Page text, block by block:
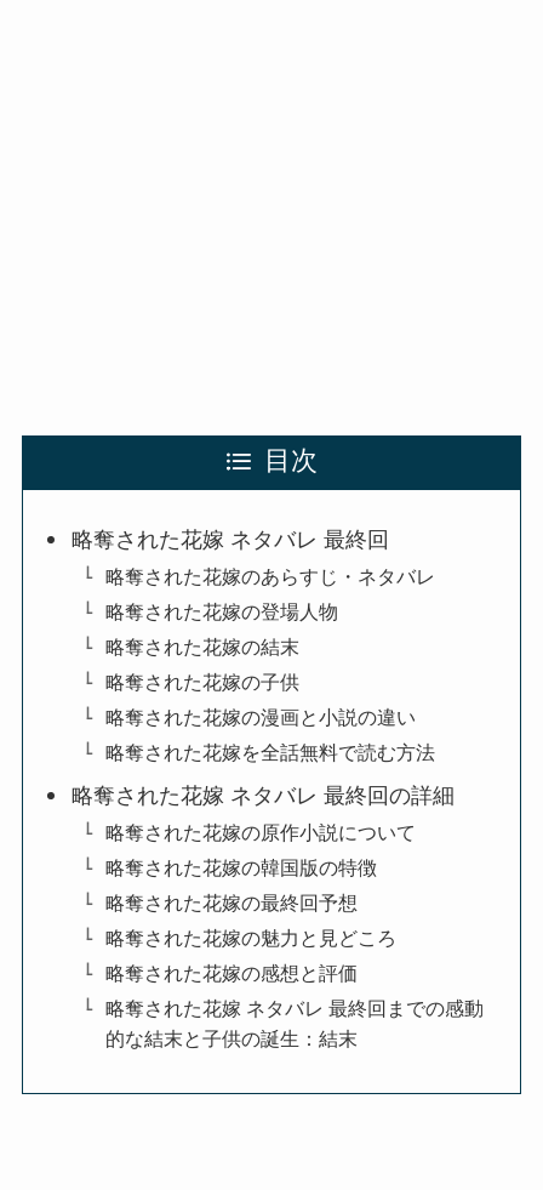
目次
略奪された花嫁 ネタバレ 最終回
略奪された花嫁のあらすじ・ネタバレ
略奪された花嫁の登場人物
略奪された花嫁の結末
略奪された花嫁の子供
略奪された花嫁の漫画と小説の違い
略奪された花嫁を全話無料で読む方法
略奪された花嫁 ネタバレ 最終回の詳細
略奪された花嫁の原作小説について
略奪された花嫁の韓国版の特徴
略奪された花嫁の最終回予想
略奪された花嫁の魅力と見どころ
略奪された花嫁の感想と評価
略奪された花嫁 ネタバレ 最終回までの感動
的な結末と子供の誕生：結末